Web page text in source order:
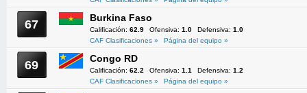
67 Burkina Faso
Calificación: 62.9 Ofensiva: 1.0 Defensiva: 1.0
CAF Clasificaciones »
Página del equipo »
69 Congo RD
Calificación: 62.2 Ofensiva: 1.1 Defensiva: 1.2
CAF Clasificaciones »
Página del equipo »